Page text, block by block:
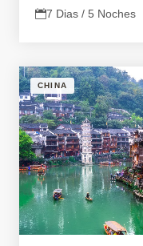
7 Dias / 5 Noches
CHINA